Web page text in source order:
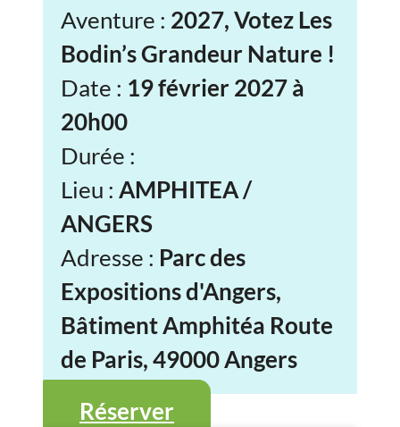
Aventure : 2027, Votez Les
Bodin’s Grandeur Nature !
Date : 19 février 2027 à
20h00
Durée :
Lieu : AMPHITEA /
ANGERS
Adresse : Parc des
Expositions d'Angers,
Bâtiment Amphitéa Route
de Paris, 49000 Angers
Réserver